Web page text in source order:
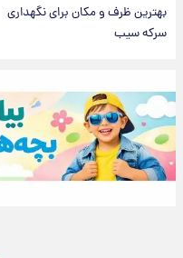
بهترین ظرف و مکان برای نگهداری
سرکه سیب